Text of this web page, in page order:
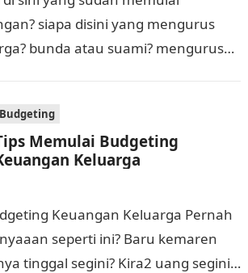
siapa disini yang mengurus
bunda atau suami? mengurus
Budgeting
Memulai Budgeting
Keluarga
Keuangan Keluarga Pernah
seperti ini? Baru kemaren
tinggal segini? Kira2 uang segini